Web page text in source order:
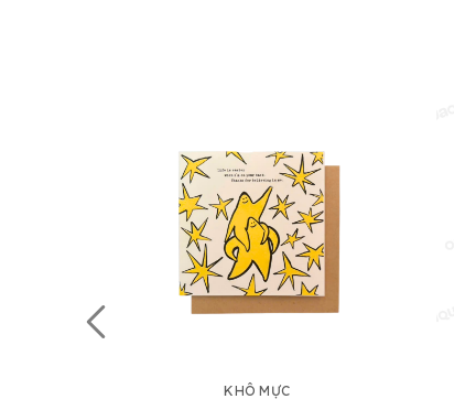
KHÔ MỰC